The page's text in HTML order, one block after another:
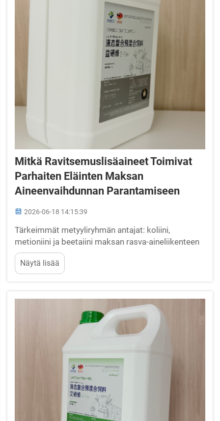
Mitkä Ravitsemuslisäaineet Toimivat
Parhaiten Eläinten Maksan
Aineenvaihdunnan Parantamiseen
2026-06-18 14:15:39
Tärkeimmät metyyliryhmän antajat: koliini,
metioniini ja beetaiini maksan rasva-aineliikenteen
edistämiseksiKuinka koliini ja beetaiini tukevat
VLDL:n muodostumista ja vähentävät maksan
triglyseridien kertymistä synnytysaikana olevissa
lemmät kohtaavat korkean...
Näytä lisää